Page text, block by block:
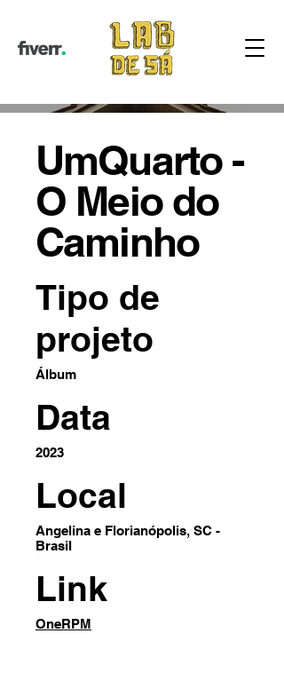
UmQuarto -
O Meio do
Caminho
Tipo de
projeto
Álbum
Data
2023
Local
Angelina e Florianópolis, SC -
Brasil
Link
OneRPM